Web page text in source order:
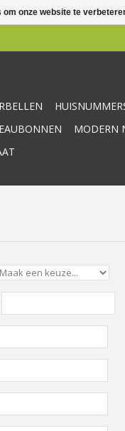
MODERN
onze website te